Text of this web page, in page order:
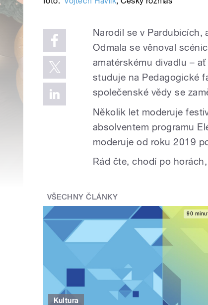
Narodil se v Pardubicích,
Odmala se věnoval
amatérskému divadlu –
studuje na Pedagogické
společenské vědy se
Několik let moderuje
absolventem programu
moderuje od roku 2019
Rád čte, chodí po
VŠECHNY ČLÁNKY
90
Kultura